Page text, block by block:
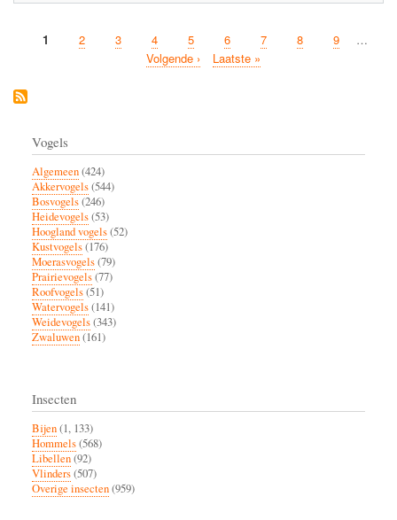
Huidige
1 Pagina
2 Pagina
3 Pagina
4 Pagina
5 Pagina
6 Pagina
7 Pagina
8 Pagina
9
…
Volgende
Volgende ›
Laatste
Laatste »
Vogels
Algemeen(424)
Akkervogels(544)
Bosvogels(246)
Heidevogels(53)
Hoogland vogels(52)
Kustvogels(176)
Moerasvogels(79)
Prairievogels(77)
Roofvogels(51)
Watervogels(141)
Weidevogels(343)
Zwaluwen(161)
Insecten
Bijen(1, 133)
Hommels(568)
Libellen(92)
Vlinders(507)
Overige insecten(959)